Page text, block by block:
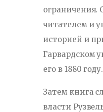
ограничения.
читателем и
историей и
Гарвардском
его в 1880 году.
Затем книга
власти